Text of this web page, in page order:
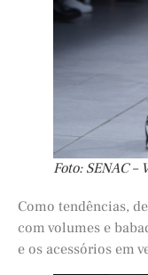
Foto: SENAC –
Como tendências,
com volumes e
e os acessórios em